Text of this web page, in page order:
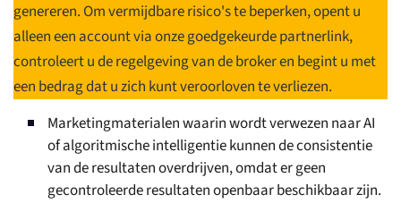
genereren. Om vermijdbare risico's te beperken, opent u
alleen een account via onze goedgekeurde partnerlink,
controleert u de regelgeving van de broker en begint u met
een bedrag dat u zich kunt veroorloven te verliezen.
Marketingmaterialen waarin wordt verwezen naar AI
of algoritmische intelligentie kunnen de consistentie
van de resultaten overdrijven, omdat er geen
gecontroleerde resultaten openbaar beschikbaar zijn.